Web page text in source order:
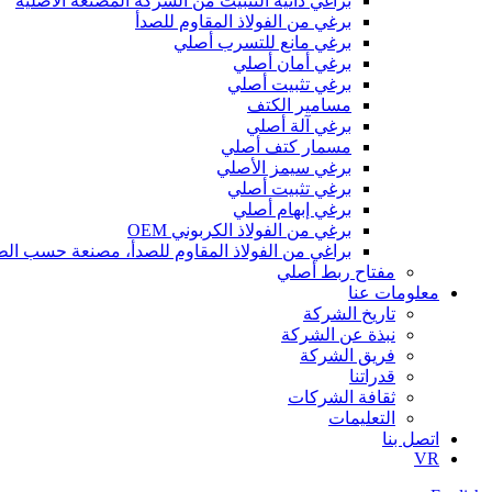
برغي من الفولاذ المقاوم للصدأ
برغي مانع للتسرب أصلي
برغي أمان أصلي
برغي تثبيت أصلي
مسامير الكتف
برغي آلة أصلي
مسمار كتف أصلي
برغي سيمز الأصلي
برغي تثبيت أصلي
برغي إبهام أصلي
برغي من الفولاذ الكربوني OEM
براغي من الفولاذ المقاوم للصدأ، مصنعة حسب
مفتاح ربط أصلي
معلومات عنا
تاريخ الشركة
نبذة عن الشركة
فريق الشركة
قدراتنا
ثقافة الشركات
التعليمات
اتصل بنا
VR